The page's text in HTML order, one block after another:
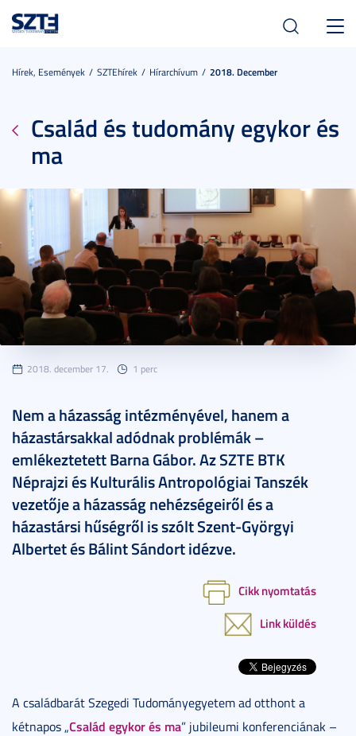
Hírek, Események SZTEhírek Hírarchívum 2018. December
Család és tudomány egykor és
ma
2018. december 17. 1 perc
Nem a házasság intézményével, hanem a
házastársakkal adódnak problémák –
emlékeztetett Barna Gábor. Az SZTE BTK
Néprajzi és Kulturális Antropológiai Tanszék
vezetője a házasság nehézségeiről és a
házastársi hűségről is szólt Szent-Györgyi
Albertet és Bálint Sándort idézve.
Cikk nyomtatás
Link küldés
A családbarát Szegedi Tudományegyetem ad otthont a
kétnapos „Család egykor és ma” jubileumi konferenciának –